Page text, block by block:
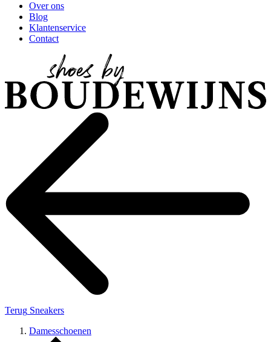
Over ons
Blog
Klantenservice
Contact
Terug Sneakers
Damesschoenen